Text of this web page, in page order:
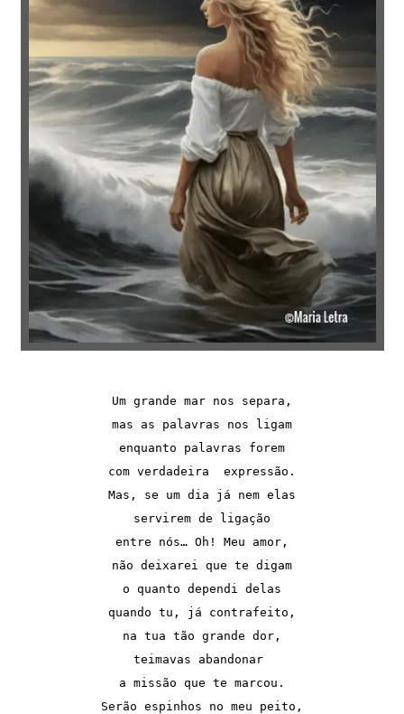
Um grande mar nos separa,
mas as palavras nos ligam
enquanto palavras forem
com verdadeira  expressão.
Mas, se um dia já nem elas
servirem de ligação
entre nós… Oh! Meu amor,
não deixarei que te digam
o quanto dependi delas
quando tu, já contrafeito,
na tua tão grande dor,
teimavas abandonar
a missão que te marcou.
Serão espinhos no meu peito,